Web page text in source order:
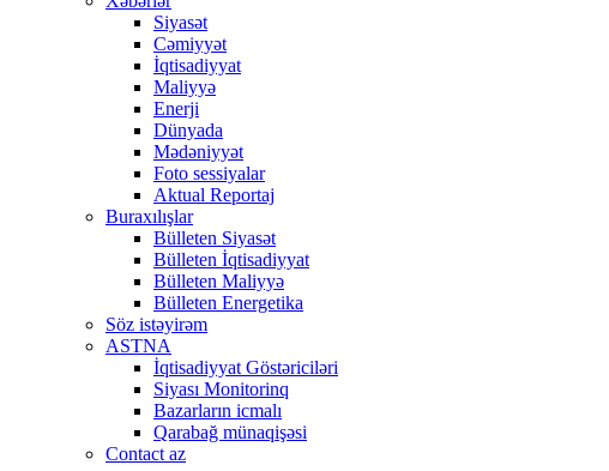
Siyasət
Cəmiyyət
İqtisadiyyat
Maliyyə
Enerji
Dünyada
Mədəniyyət
Foto sessiyalar
Aktual Reportaj
Buraxılışlar
Bülleten Siyasət
Bülleten İqtisadiyyat
Bülleten Maliyyə
Bülleten Energetika
Söz istəyirəm
ASTNA
İqtisadiyyat Göstəriciləri
Siyası Monitorinq
Bazarların icmalı
Qarabağ münaqişəsi
Contact az